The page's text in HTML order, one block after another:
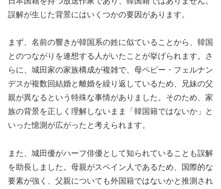
誤解が生じた背景にはいくつかの要因があります。
まず、名前の響きが韓国系の姓に似ていることから、韓国
とのつながりを連想する人がいたことが挙げられます。さ
らに、城田家の家族構成が複雑で、母ペピー・フェルナン
デスが複数回結婚と離婚を繰り返しているため、兄妹の父
親が異なるという特殊な事情がありました。そのため、家
族の背景を正しく理解しないまま「韓国籍ではないか」と
いった憶測が広がったと考えられます。
また、城田優がハーフ俳優として知られていることも誤解
を助長しました。母親がスペイン人であるため、国際的な
要素が強く、父親についても外国籍ではないかと推測され